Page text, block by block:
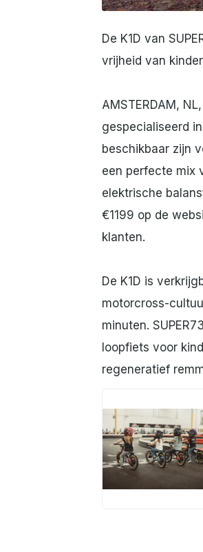
De K1D van
vrijheid van
AMSTERDAM,
gespecialiseerd
beschikbaar zijn
een perfecte mix
elektrische
€1199 op de
klanten.
De K1D is
motorcross-
minuten.
loopfiets voor
regeneratief
JPG